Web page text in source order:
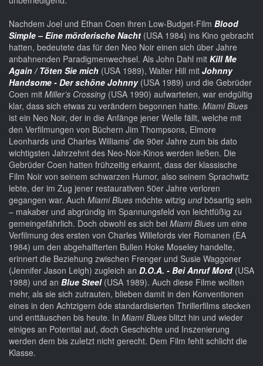
Nachdem Joel und Ethan Coen ihren Low-Budget-Film Blood
Simple – Eine mörderische Nacht (USA 1984) ins Kino gebracht
hatten, bedeutete das für den Neo Noir einen sich über Jahre
anbahnenden Paradigmenwechsel. Als John Dahl mit Kill Me
Again / Töten Sie mich (USA 1989), Walter Hill mit Johnny
Handsome - Der schöne Johnny(USA 1989) und die Gebrüder
Coen mit Miller’s Crossing (USA 1990) aufwarteten, war endgültig
klar, dass sich etwas zu verändern begonnen hatte. Miami Blues
ist ein Neo Noir, der in die Anfänge jener Welle fällt, welche mit
den Verfilmungen von Büchern Jim Thompsons, Elmore
Leonhards und Charles Williams’ die 90er Jahre zum bis dato
wichtigsten Jahrzehnt des Neo-Noir-Kinos werden ließen. Die
Gebrüder Coen hatten frühzeitig erkannt, dass der klassische
Film Noir von seinem schwarzen Humor, also seinem Sprachwitz
lebte, der im Zug jener restaurativen 50er Jahre verloren
gegangen war. Auch Miami Blues möchte witzig undbösartig sein
– makaber und abgründig im Spannungsfeld von leichtfüßig zu
gemeingefährlich. Doch obwohl es sich bei Miami Blues um eine
Verfilmung des ersten von Charles Willefords vier Romanen (EA
1984) um den abgehalfterten Bullen Hoke Moseley handelte,
erinnert die Beziehung zwischen Frenger und Susie Waggoner
(Jennifer Jason Leigh) zugleich an D.O.A. - Bei Anruf Mord(USA
1988) und an Blue Steel(USA 1989). Auch diese Filme wollten
mehr, als sie sich zutrauten, blieben damit in den Konventionen
eines in den Achtzigern öde standardisierten Thrillerfilms stecken
und enttäuschen bis heute. In Miami Blues blitzt hin und wieder
einiges an Potential auf, doch Geschichte und Inszenierung
werden dem bis zuletzt nicht gerecht. Dem Film fehlt schlicht die
Klasse.